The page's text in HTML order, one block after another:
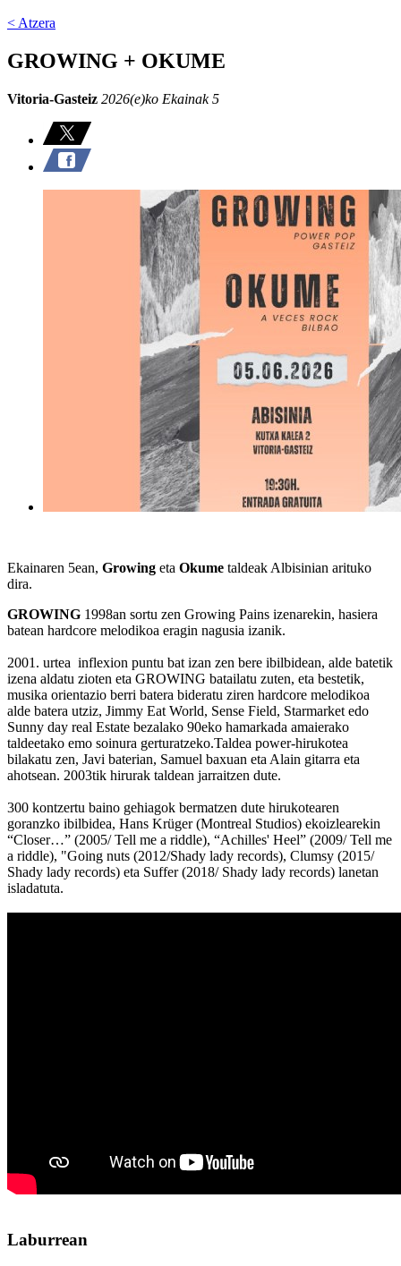
< Atzera
GROWING + OKUME
Vitoria-Gasteiz 2026(e)ko Ekainak 5
Ekainaren 5ean, Growing eta Okume taldeak Albisinian arituko
dira.
GROWING 1998an sortu zen Growing Pains izenarekin, hasiera
batean hardcore melodikoa eragin nagusia izanik.
2001. urtea inflexion puntu bat izan zen bere ibilbidean, alde batetik
izena aldatu zioten eta GROWING batailatu zuten, eta bestetik,
musika orientazio berri batera bideratu ziren hardcore melodikoa
alde batera utziz, Jimmy Eat World, Sense Field, Starmarket edo
Sunny day real Estate bezalako 90eko hamarkada amaierako
taldeetako emo soinura gerturatzeko.Taldea power-hirukotea
bilakatu zen, Javi baterian, Samuel baxuan eta Alain gitarra eta
ahotsean. 2003tik hirurak taldean jarraitzen dute.
300 kontzertu baino gehiagok bermatzen dute hirukotearen
goranzko ibilbidea, Hans Krüger (Montreal Studios) ekoizlearekin
“Closer…” (2005/ Tell me a riddle), “Achilles' Heel” (2009/ Tell me
a riddle), "Going nuts (2012/Shady lady records), Clumsy (2015/
Shady lady records) eta Suffer (2018/ Shady lady records) lanetan
isladatuta.
Laburrean